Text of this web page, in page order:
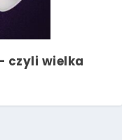
czyli wielka